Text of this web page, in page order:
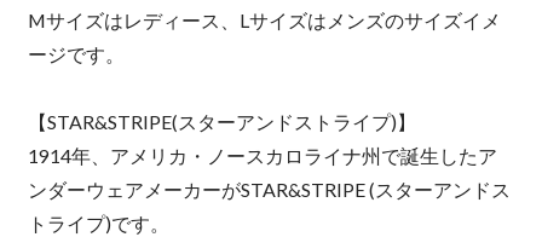
Mサイズはレディース、Lサイズはメンズのサイズイメ
ージです。
【STAR&STRIPE(スターアンドストライプ)】
1914年、アメリカ・ノースカロライナ州で誕生したア
ンダーウェアメーカーがSTAR&STRIPE (スターアンドス
トライプ)です。